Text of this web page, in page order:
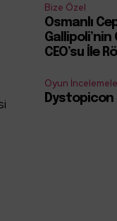
Bize Özel
Osmanlı
CEO’su İle
Oyun
Dystopicon